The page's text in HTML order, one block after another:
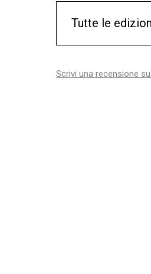
Tutte le
Scrivi una recensione su